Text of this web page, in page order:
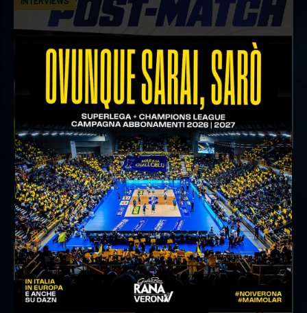
18 aprile 2026
Il commento del ds Lami dopo Gara 4 delle
Semifinali Play Off
INTERVIEWS